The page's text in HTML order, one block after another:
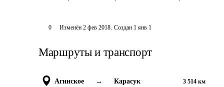
0 Изменён 2 фев 2018. Создан 1 янв 1
Маршруты и транспорт
Агинское → Карасук 3 514 км